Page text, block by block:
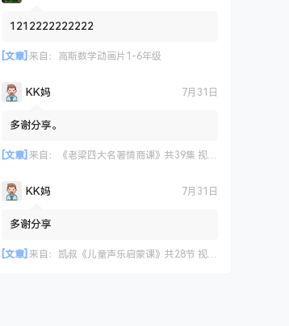
1212222222222
[文章] 来自： 高斯数学动画片1-6年级
KK妈 7月31日
多谢分享。
[文章] 来自： 《老梁四大名著情商课》共39集 视频课程
KK妈 7月31日
多谢分享
[文章] 来自： 凯叔《儿童声乐启蒙课》共28节 视频课程